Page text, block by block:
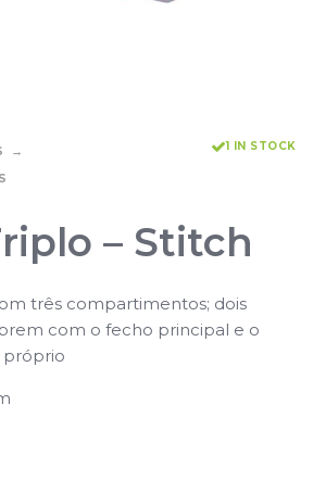
1 IN STOCK
– Stitch
três compartimentos; dois
com o fecho principal e o
próprio